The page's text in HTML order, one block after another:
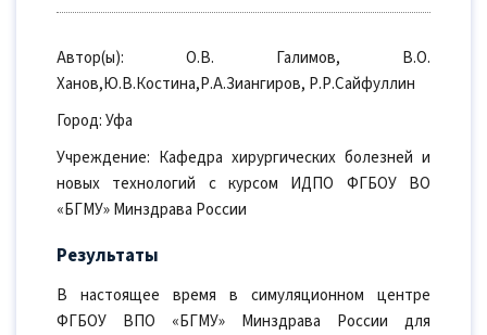
Автор(ы): О.В. Галимов, В.О.
Ханов,Ю.В.Костина,Р.А.Зиангиров, Р.Р.Сайфуллин
Город: Уфа
Учреждение: Кафедра хирургических болезней и
новых технологий с курсом ИДПО ФГБОУ ВО
«БГМУ» Минздрава России
Результаты
В настоящее время в симуляционном центре
ФГБОУ ВПО «БГМУ» Минздрава России для